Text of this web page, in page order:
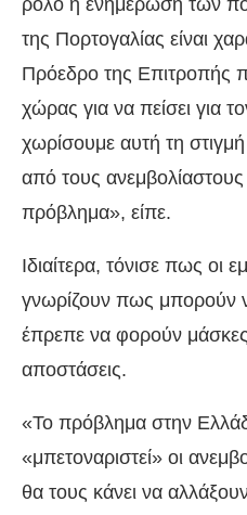
ρόλο η ενημέρωση των
της Πορτογαλίας είναι
Πρόεδρο της Επιτροπής
χώρας για να πείσει για
χωρίσουμε αυτή τη
από τους ανεμβολίαστους
πρόβλημα», είπε.
Ιδιαίτερα, τόνισε πως οι
γνωρίζουν πως μπορούν
έπρεπε να φορούν μάσκες
αποστάσεις.
«Το πρόβλημα στην
«μπετοναριστεί» οι
θα τους κάνει να